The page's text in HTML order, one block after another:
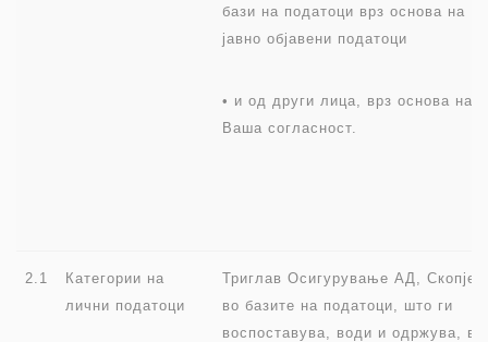
бази на податоци врз основа на
јавно објавени податоци
• и од други лица, врз основа на
Ваша согласност.
2.1
Категории на
лични податоци
Триглав Осигурување АД, Скопје
во базите на податоци, што ги
воспоставува, води и одржува, во